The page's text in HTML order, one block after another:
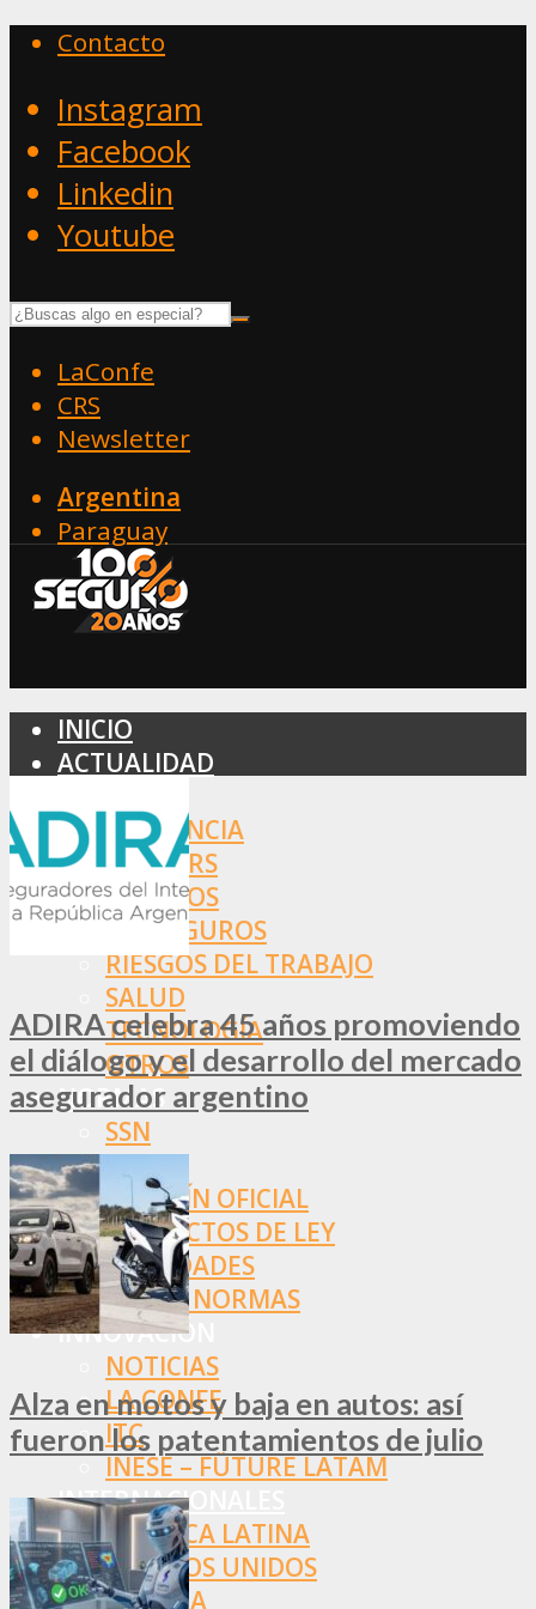
Contacto
Instagram
Facebook
Linkedin
Youtube
LaConfe
CRS
Newsletter
Argentina
Paraguay
INICIO
ACTUALIDAD
ASISTENCIA
BROKERS
SEGUROS
REASEGUROS
RIESGOS DEL TRABAJO
SALUD
TECNOLOGÍA
OTROS
NORMAS
SSN
SRT
BOLETÍN OFICIAL
PROYECTOS DE LEY
SOCIEDADES
OTRAS NORMAS
INNOVACIÓN
NOTICIAS
LA CONFE
ITC
INESE – FÜTURE LATAM
INTERNACIONALES
AMÉRICA LATINA
ESTADOS UNIDOS
EUROPA
ADIRA celebra 45 años promoviendo
el diálogo y el desarrollo del mercado
asegurador argentino
Alza en motos y baja en autos: así
fueron los patentamientos de julio